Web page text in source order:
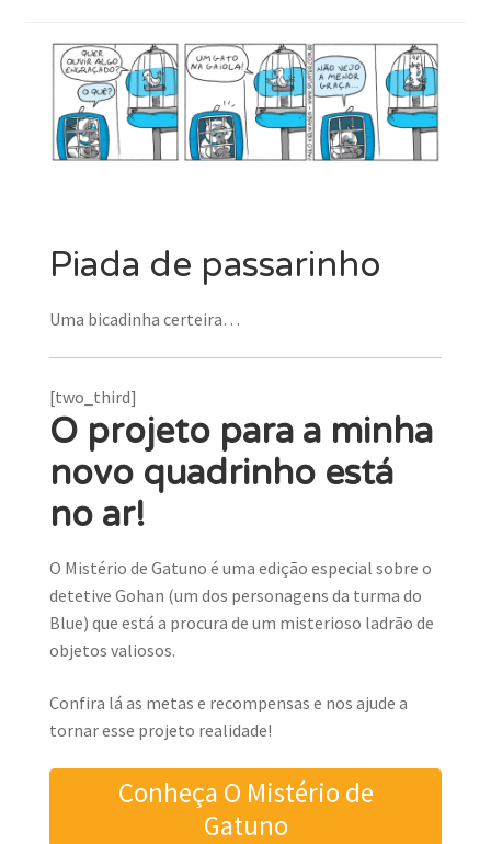
Piada de passarinho
Uma bicadinha certeira…
[two_third]
O projeto para a minha
novo quadrinho está
no ar!
O Mistério de Gatuno é uma edição especial sobre o
detetive Gohan (um dos personagens da turma do
Blue) que está a procura de um misterioso ladrão de
objetos valiosos.
Confira lá as metas e recompensas e nos ajude a
tornar esse projeto realidade!
Conheça O Mistério de
Gatuno